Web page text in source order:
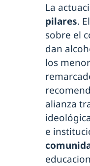
La
pilares.
sobre el
dan
los
alianza
e